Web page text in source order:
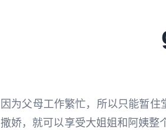
因为父母工作繁忙，所以只能暂
撒娇，就可以享受大姐姐和阿姨整